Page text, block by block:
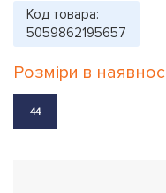
Код товара:
5059862195657
Розміри в
44